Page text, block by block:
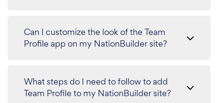
Can I customize the look of the Team
Profile app on my NationBuilder site?
What steps do I need to follow to add
Team Profile to my NationBuilder site?